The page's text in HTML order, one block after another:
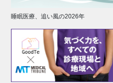
睡眠医療、追い風の2026年